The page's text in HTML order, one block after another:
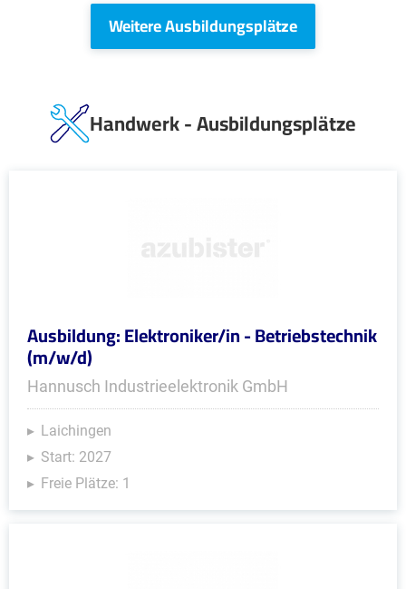
Weitere Ausbildungsplätze
Handwerk - Ausbildungsplätze
Ausbildung: Elektroniker/in - Betriebstechnik
(m/w/d)
Hannusch Industrieelektronik GmbH
Laichingen
Start: 2027
Freie Plätze: 1